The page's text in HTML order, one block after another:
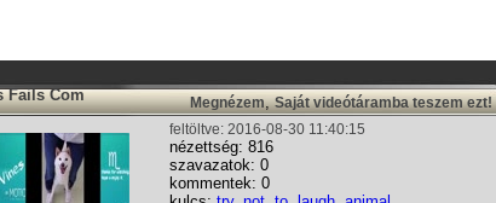
Fails Com Megnézem,Saját videótáramba teszem ezt!
feltöltve: 2016-08-30 11:40:15
nézettség: 816
szavazatok: 0
kommentek: 0